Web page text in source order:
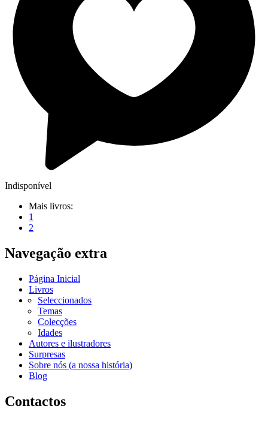
Indisponível
Mais livros:
1
2
Navegação extra
Página Inicial
Livros
Seleccionados
Temas
Colecções
Idades
Autores e ilustradores
Surpresas
Sobre nós (a nossa história)
Blog
Contactos